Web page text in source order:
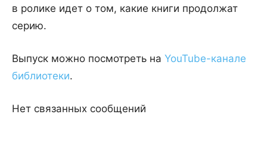
в ролике идет о том, какие книги продолжат
серию.
Выпуск можно посмотреть на YouTube-канале
библиотеки.
Нет связанных сообщений